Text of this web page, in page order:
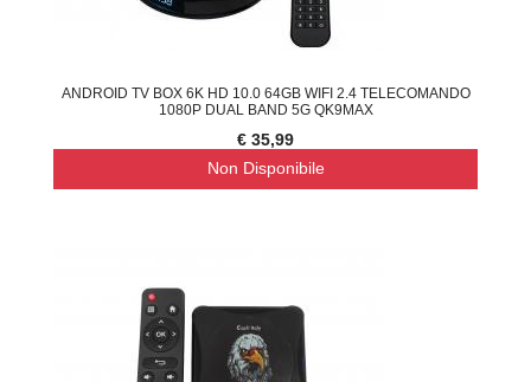
ANDROID TV BOX 6K HD 10.0 64GB WIFI 2.4 TELECOMANDO
1080P DUAL BAND 5G QK9MAX
€ 35,99
Non Disponibile